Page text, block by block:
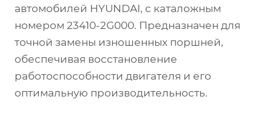
автомобилей HYUNDAI, с каталожным
номером 23410-2G000. Предназначен для
точной замены изношенных поршней,
обеспечивая восстановление
работоспособности двигателя и его
оптимальную производительность.